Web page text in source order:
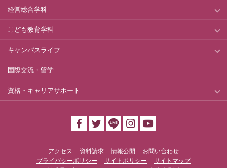
経営総合学科
こども教育学科
キャンパスライフ
国際交流・留学
資格・キャリアサポート
アクセス 資料請求 情報公開
お問い合わせ
プライバシーポリシー
サイトポリシー
サイトマップ